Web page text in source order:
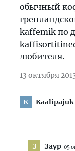
обычный
kaffemik по
любителя.
13 октября 2013
K Kaalipajuk
З Заур 05